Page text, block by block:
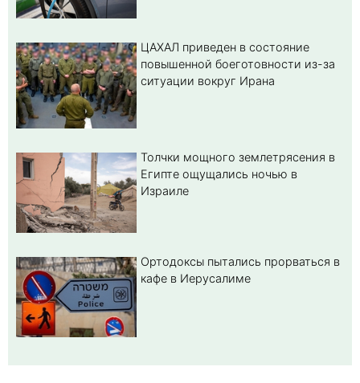
ЦАХАЛ приведен в состояние
повышенной боеготовности из-за
ситуации вокруг Ирана
Толчки мощного землетрясения в
Египте ощущались ночью в
Израиле
Ортодоксы пытались прорваться в
кафе в Иерусалиме